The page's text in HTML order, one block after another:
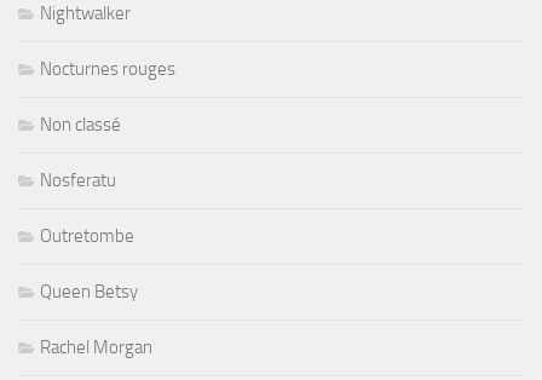
Nightwalker
Nocturnes rouges
Non classé
Nosferatu
Outretombe
Queen Betsy
Rachel Morgan